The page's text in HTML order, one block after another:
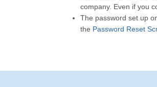
company. Even if you
The password set up
the Password Reset